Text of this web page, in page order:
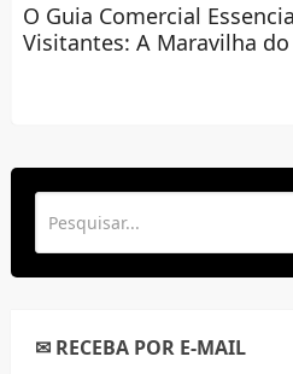
O Guia Comercial
Visitantes: A Maravilha
✉ RECEBA POR E-MAIL